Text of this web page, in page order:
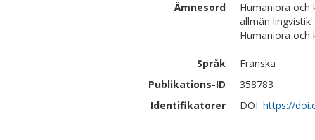
Ämnesord
Humaniora och
allmän lingvistik
Humaniora och
Språk
Franska
Publikations-ID
358783
Identifikatorer
DOI: https://